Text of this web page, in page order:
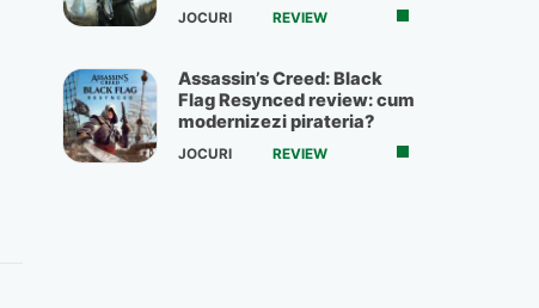
JOCURI REVIEW
Assassin’s Creed: Black
Flag Resynced review: cum
modernizezi pirateria?
JOCURI REVIEW